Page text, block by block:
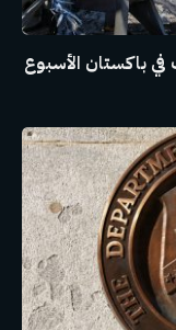
في باكستان الأسبوع